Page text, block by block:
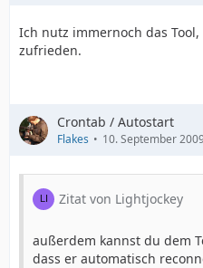
Ich nutz immernoch das Tool,
zufrieden.
Crontab / Autostart
Flakes 10. September
Zitat von Lightjockey
außerdem kannst du dem
dass er automatisch